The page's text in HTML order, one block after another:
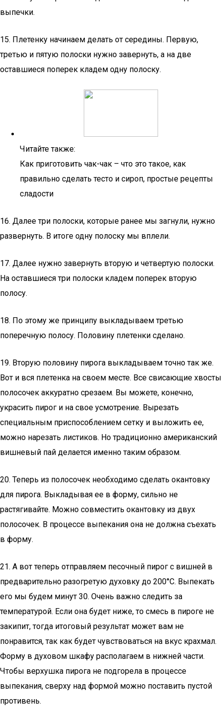
выпечки.
15. Плетенку начинаем делать от середины. Первую,
третью и пятую полоски нужно завернуть, а на две
оставшиеся поперек кладем одну полоску.
Читайте также:
Как приготовить чак-чак – что это такое, как
правильно сделать тесто и сироп, простые рецепты
сладости
16. Далее три полоски, которые ранее мы загнули, нужно
развернуть. В итоге одну полоску мы вплели.
17. Далее нужно завернуть вторую и четвертую полоски.
На оставшиеся три полоски кладем поперек вторую
полосу.
18. По этому же принципу выкладываем третью
поперечную полосу. Половину плетенки сделано.
19. Вторую половину пирога выкладываем точно так же.
Вот и вся плетенка на своем месте. Все свисающие хвосты
полосочек аккуратно срезаем. Вы можете, конечно,
украсить пирог и на свое усмотрение. Вырезать
специальным приспособлением сетку и выложить ее,
можно нарезать листиков. Но традиционно американский
вишневый пай делается именно таким образом.
20. Теперь из полосочек необходимо сделать окантовку
для пирога. Выкладывая ее в форму, сильно не
растягивайте. Можно совместить окантовку из двух
полосочек. В процессе выпекания она не должна съехать
в форму.
21. А вот теперь отправляем песочный пирог с вишней в
предварительно разогретую духовку до 200°С. Выпекать
его мы будем минут 30. Очень важно следить за
температурой. Если она будет ниже, то смесь в пироге не
закипит, тогда итоговый результат может вам не
понравится, так как будет чувствоваться на вкус крахмал.
Форму в духовом шкафу располагаем в нижней части.
Чтобы верхушка пирога не подгорела в процессе
выпекания, сверху над формой можно поставить пустой
противень.